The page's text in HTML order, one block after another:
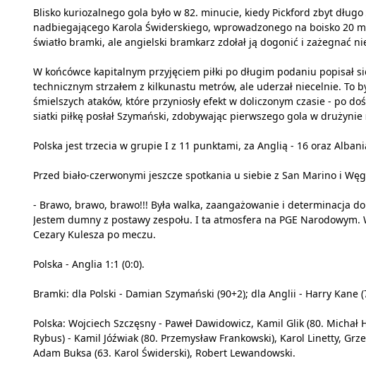
Blisko kuriozalnego gola było w 82. minucie, kiedy Pickford zbyt
nadbiegającego Karola Świderskiego, wprowadzonego na boisko 20
światło bramki, ale angielski bramkarz zdołał ją dogonić i zażegnać
W końcówce kapitalnym przyjęciem piłki po długim podaniu popisał
technicznym strzałem z kilkunastu metrów, ale uderzał niecelnie. To
śmielszych ataków, które przyniosły efekt w doliczonym czasie - po
siatki piłkę posłał Szymański, zdobywając pierwszego gola w
Polska jest trzecia w grupie I z 11 punktami, za Anglią - 16 oraz
Przed biało-czerwonymi jeszcze spotkania u siebie z San Marino i
- Brawo, brawo, brawo!!! Była walka, zaangażowanie i determinacja
Jestem dumny z postawy zespołu. I ta atmosfera na PGE
Cezary Kulesza po meczu.
Polska - Anglia 1:1 (0:0).
Bramki: dla Polski - Damian Szymański (90+2); dla Anglii - Harry Kane
Polska: Wojciech Szczęsny - Paweł Dawidowicz, Kamil Glik (80.
Rybus) - Kamil Jóźwiak (80. Przemysław Frankowski), Karol Linetty,
Adam Buksa (63. Karol Świderski), Robert Lewandowski.